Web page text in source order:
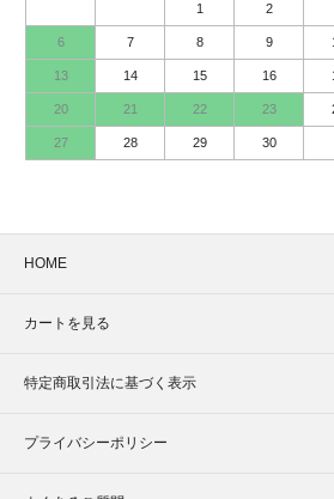
1 2
6 7 8 9
13 14 15 16
20 21 22 23
27 28 29 30
HOME
カートを見る
特定商取引法に基づく表示
プライバシーポリシー